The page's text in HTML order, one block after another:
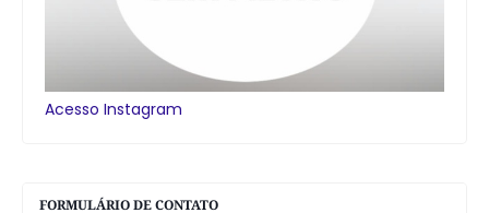
Acesso Instagram
FORMULÁRIO DE CONTATO